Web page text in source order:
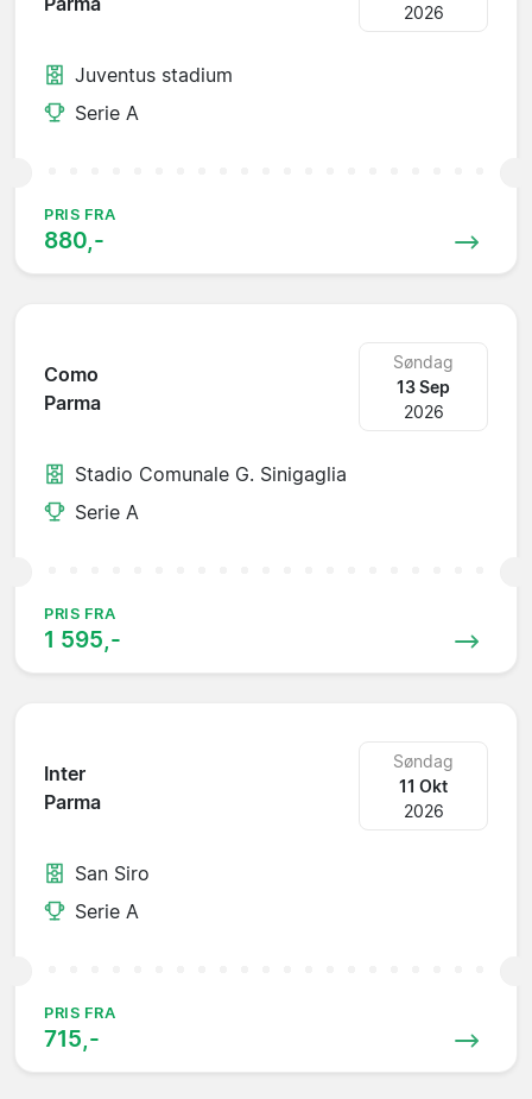
2026
Juventus stadium
Serie A
PRIS FRA
880,-
Como
Parma
Søndag
13 Sep
2026
Stadio Comunale G. Sinigaglia
Serie A
PRIS FRA
1 595,-
Inter
Parma
Søndag
11 Okt
2026
San Siro
Serie A
PRIS FRA
715,-